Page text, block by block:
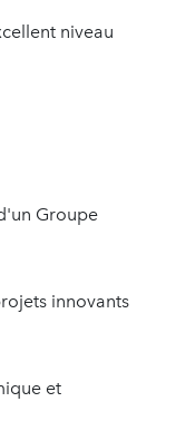
niveau
Groupe
innovants
et